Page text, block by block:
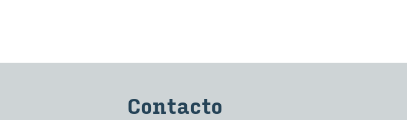
Con­tac­to